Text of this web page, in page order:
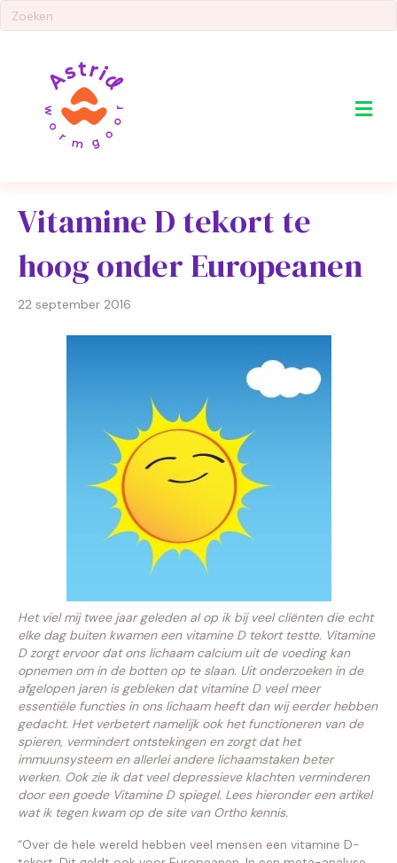
Vitamine D tekort te
hoog onder Europeanen
22 september 2016
Het viel mij twee jaar geleden al op ik bij veel cliënten die echt
elke dag buiten kwamen een vitamine D tekort testte. Vitamine
D zorgt ervoor dat ons lichaam calcium uit de voeding kan
opnemen om in de botten op te slaan. Uit onderzoeken in de
afgelopen jaren is gebleken dat vitamine D veel meer
essentiële functies in ons lichaam heeft dan wij eerder hebben
gedacht. Het verbetert namelijk ook het functioneren van de
spieren, vermindert ontstekingen en zorgt dat het
immuunsysteem en allerlei andere lichaamstaken beter
werken. Ook zie ik dat veel depressieve klachten verminderen
door een goede Vitamine D spiegel. Lees hieronder een artikel
wat ik tegen kwam op de site van Ortho kennis.
“Over de hele wereld hebben veel mensen een vitamine D-